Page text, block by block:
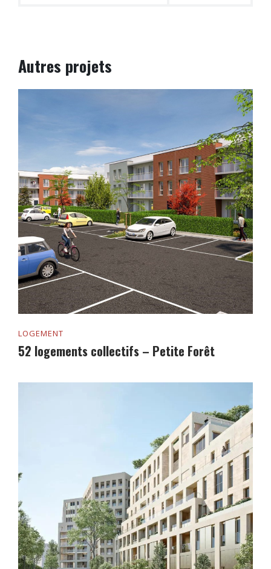
Autres projets
LOGEMENT
52 logements collectifs – Petite Forêt